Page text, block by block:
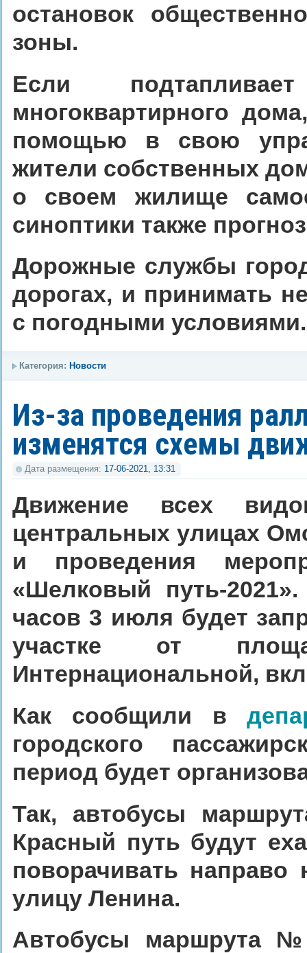
остановок
зоны.
Если
многоквартирного
помощью в свою
жители собственных
о своем жилище
синоптики также
Дорожные службы
дорогах, и принимать
с погодными условиями.
Категория: Новости
Из-за проведения
изменятся схемы
Дата размещения: 17-06-2021, 13:31
Движение всех
центральных улицах
и проведения
«Шелковый путь-
часов 3 июля будет
участке от
Интернациональной,
Как сообщили в
городского
период будет
Так, автобусы
Красный путь будут
поворачивать
улицу Ленина.
Автобусы маршрута